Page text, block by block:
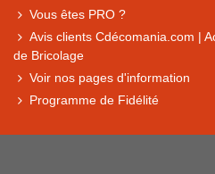
Vous êtes PRO ?
Avis clients Cdécomania.com |
de Bricolage
Voir nos pages d'information
Programme de Fidélité